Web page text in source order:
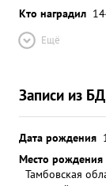
Кто наградил
Ещё
Записи из
Дата рождения
Место рождения
Тамбовская